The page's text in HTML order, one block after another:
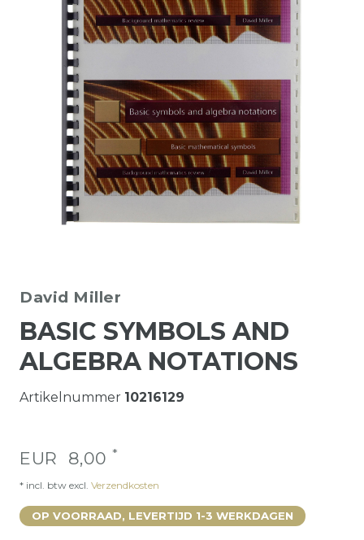
David Miller
BASIC SYMBOLS AND
ALGEBRA NOTATIONS
Artikelnummer 10216129
EUR 8,00 *
* incl. btw excl. Verzendkosten
OP VOORRAAD, LEVERTIJD 1-3 WERKDAGEN